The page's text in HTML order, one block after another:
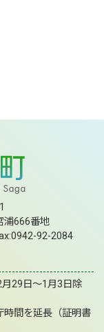
浦666番地
92-2084
29日～1月3日除
時間を延長（証明書